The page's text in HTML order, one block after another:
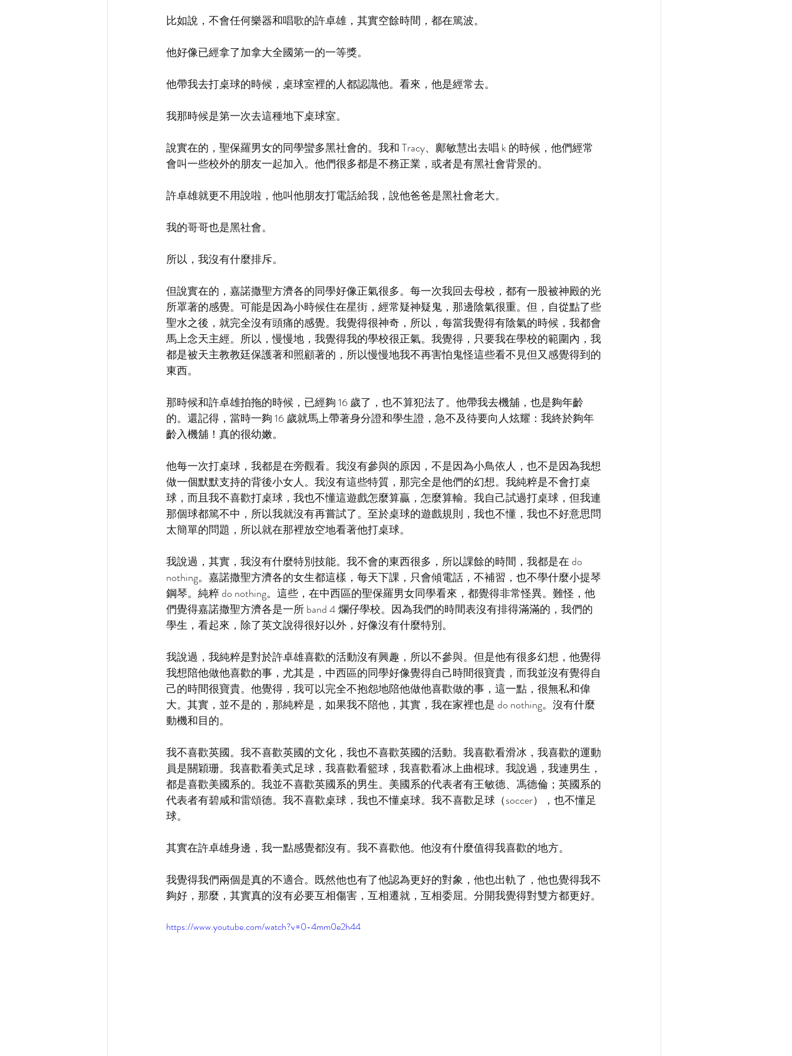
比如說，不會任何樂器和唱歌的許卓雄，其實空餘時間，都在篤波。
他好像已經拿了加拿大全國第一的一等獎。
他帶我去打桌球的時候，桌球室裡的人都認識他。看來，他是經常去。
我那時候是第一次去這種地下桌球室。
說實在的，聖保羅男女的同學蠻多黑社會的。我和 Tracy、鄺敏慧出去唱 k 的時候，他們經常
會叫一些校外的朋友一起加入。他們很多都是不務正業，或者是有黑社會背景的。
許卓雄就更不用說啦，他叫他朋友打電話給我，說他爸爸是黑社會老大。
我的哥哥也是黑社會。
所以，我沒有什麼排斥。
但說實在的，嘉諾撒聖方濟各的同學好像正氣很多。每一次我回去母校，都有一股被神殿的光
所罩著的感覺。可能是因為小時候住在星街，經常疑神疑鬼，那邊陰氣很重。但，自從點了些
聖水之後，就完全沒有頭痛的感覺。我覺得很神奇，所以，每當我覺得有陰氣的時候，我都會
馬上念天主經。所以，慢慢地，我覺得我的學校很正氣。我覺得，只要我在學校的範圍內，我
都是被天主教教廷保護著和照顧著的，所以慢慢地我不再害怕鬼怪這些看不見但又感覺得到的
東西。
那時候和許卓雄拍拖的時候，已經夠 16 歲了，也不算犯法了。他帶我去機舖，也是夠年齡
的。還記得，當時一夠 16 歲就馬上帶著身分證和學生證，急不及待要向人炫耀：我終於夠年
齡入機舖！真的很幼嫩。
他每一次打桌球，我都是在旁觀看。我沒有參與的原因，不是因為小鳥依人，也不是因為我想
做一個默默支持的背後小女人。我沒有這些特質，那完全是他們的幻想。我純粹是不會打桌
球，而且我不喜歡打桌球，我也不懂這遊戲怎麼算贏，怎麼算輸。我自己試過打桌球，但我連
那個球都篤不中，所以我就沒有再嘗試了。至於桌球的遊戲規則，我也不懂，我也不好意思問
太簡單的問題，所以就在那裡放空地看著他打桌球。
我說過，其實，我沒有什麼特別技能。我不會的東西很多，所以課餘的時間，我都是在 do
nothing。嘉諾撒聖方濟各的女生都這樣，每天下課，只會傾電話，不補習，也不學什麼小提琴
鋼琴。純粹 do nothing。這些，在中西區的聖保羅男女同學看來，都覺得非常怪異。難怪，他
們覺得嘉諾撒聖方濟各是一所 band 4 爛仔學校。因為我們的時間表沒有排得滿滿的，我們的
學生，看起來，除了英文說得很好以外，好像沒有什麼特別。
我說過，我純粹是對於許卓雄喜歡的活動沒有興趣，所以不參與。但是他有很多幻想，他覺得
我想陪他做他喜歡的事，尤其是，中西區的同學好像覺得自己時間很寶貴，而我並沒有覺得自
己的時間很寶貴。他覺得，我可以完全不抱怨地陪他做他喜歡做的事，這一點，很無私和偉
大。其實，並不是的，那純粹是，如果我不陪他，其實，我在家裡也是 do nothing。沒有什麼
動機和目的。
我不喜歡英國。我不喜歡英國的文化，我也不喜歡英國的活動。我喜歡看滑冰，我喜歡的運動
員是關穎珊。我喜歡看美式足球，我喜歡看籃球，我喜歡看冰上曲棍球。我說過，我連男生，
都是喜歡美國系的。我並不喜歡英國系的男生。美國系的代表者有王敏德、馮德倫；英國系的
代表者有碧咸和雷頌德。我不喜歡桌球，我也不懂桌球。我不喜歡足球（soccer），也不懂足
球。
其實在許卓雄身邊，我一點感覺都沒有。我不喜歡他。他沒有什麼值得我喜歡的地方。
我覺得我們兩個是真的不適合。既然他也有了他認為更好的對象，他也出軌了，他也覺得我不
夠好，那麼，其實真的沒有必要互相傷害，互相遷就，互相委屈。分開我覺得對雙方都更好。
https://www.youtube.com/watch?v=0-4mm0e2h44